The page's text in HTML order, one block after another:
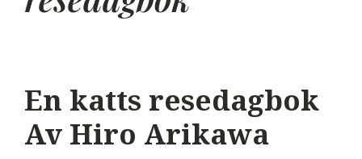
En katts resedagbok
Av Hiro Arikawa